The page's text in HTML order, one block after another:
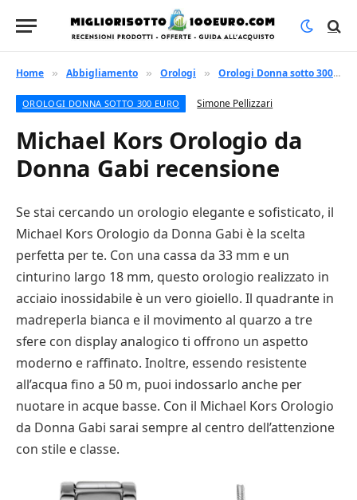
Home » Abbigliamento » Orologi » Orologi Donna sotto 300 euro
OROLOGI DONNA SOTTO 300 EURO Simone Pellizzari
Michael Kors Orologio da
Donna Gabi recensione
Se stai cercando un orologio elegante e sofisticato, il
Michael Kors Orologio da Donna Gabi è la scelta
perfetta per te. Con una cassa da 33 mm e un
cinturino largo 18 mm, questo orologio realizzato in
acciaio inossidabile è un vero gioiello. Il quadrante in
madreperla bianca e il movimento al quarzo a tre
sfere con display analogico ti offrono un aspetto
moderno e raffinato. Inoltre, essendo resistente
all’acqua fino a 50 m, puoi indossarlo anche per
nuotare in acque basse. Con il Michael Kors Orologio
da Donna Gabi sarai sempre al centro dell’attenzione
con stile e classe.